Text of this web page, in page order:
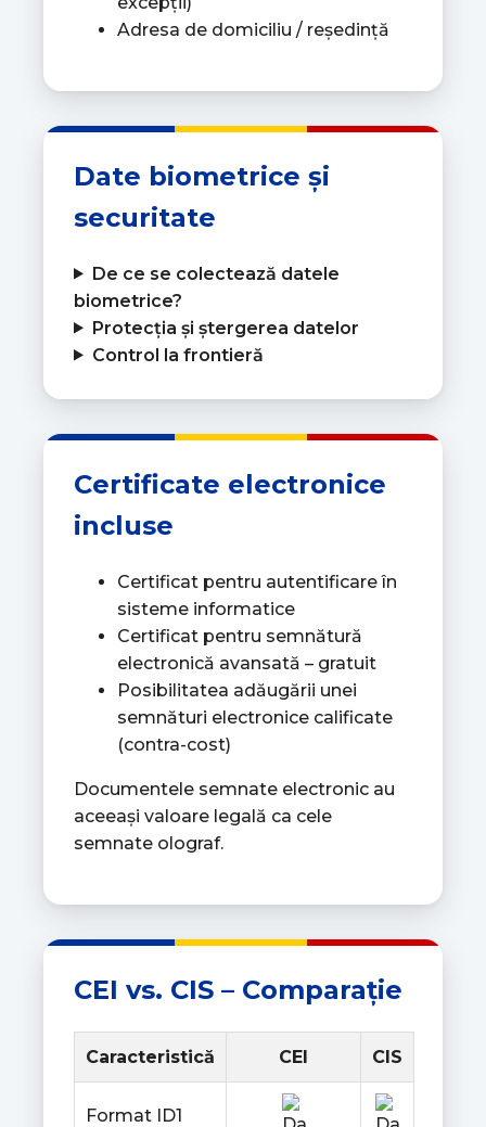
Adresa de domiciliu / reședință
Date biometrice și
securitate
De ce se colectează datele
biometrice?
Protecția și ștergerea datelor
Control la frontieră
Certificate electronice
incluse
Certificat pentru autentificare în
sisteme informatice
Certificat pentru semnătură
electronică avansată – gratuit
Posibilitatea adăugării unei
semnături electronice calificate
(contra-cost)
Documentele semnate electronic au
aceeași valoare legală ca cele
semnate olograf.
CEI vs. CIS – Comparație
Caracteristică CEI CIS
Format ID1